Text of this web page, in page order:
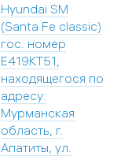
Hyundai SM
(Santa Fe classic)
гос. номер
Е419КТ51,
находящегося по
адресу:
Мурманская
область, г.
Апатиты, ул.